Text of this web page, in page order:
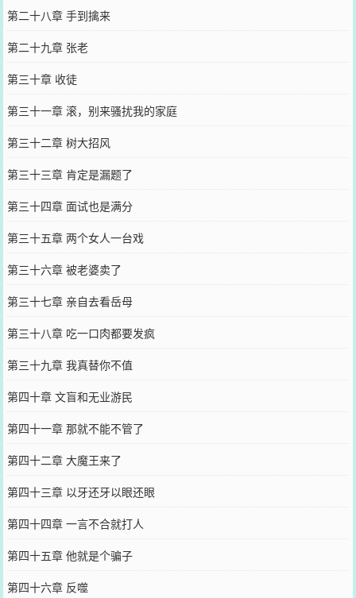
第二十八章 手到擒来
第二十九章 张老
第三十章 收徒
第三十一章 滚，别来骚扰我的家庭
第三十二章 树大招风
第三十三章 肯定是漏题了
第三十四章 面试也是满分
第三十五章 两个女人一台戏
第三十六章 被老婆卖了
第三十七章 亲自去看岳母
第三十八章 吃一口肉都要发疯
第三十九章 我真替你不值
第四十章 文盲和无业游民
第四十一章 那就不能不管了
第四十二章 大魔王来了
第四十三章 以牙还牙以眼还眼
第四十四章 一言不合就打人
第四十五章 他就是个骗子
第四十六章 反噬